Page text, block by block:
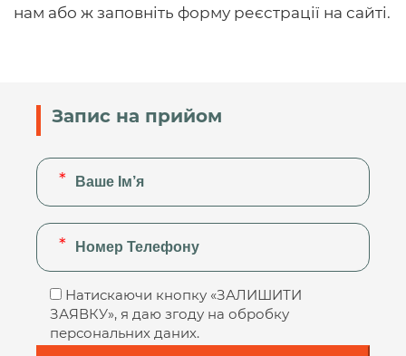
нам або ж заповніть форму реєстрації на сайті.
Запис на прийом
Натискаючи кнопку «ЗАЛИШИТИ
ЗАЯВКУ», я даю згоду на обробку
персональних даних.